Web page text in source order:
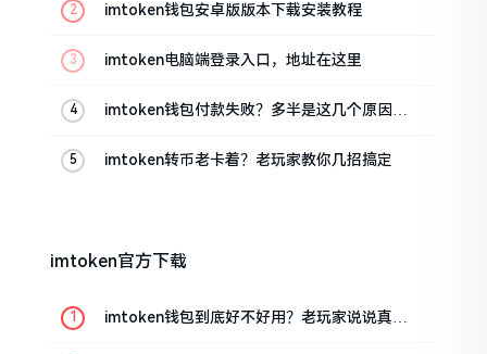
imtoken钱包安卓版版本下载安装教程
imtoken电脑端登录入口，地址在这里
imtoken钱包付款失败？多半是这几个原因闹
imtoken转币老卡着？老玩家教你几招搞定
imtoken官方下载
imtoken钱包到底好不好用？老玩家说说真实